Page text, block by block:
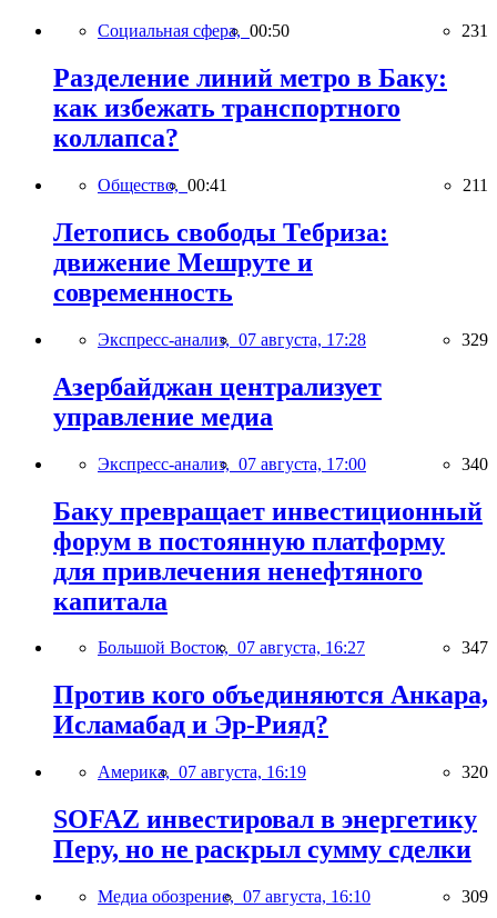
Социальная сфера, 00:50 231
Разделение линий метро в Баку:
как избежать транспортного
коллапса?
Общество, 00:41 211
Летопись свободы Тебриза:
движение Мешруте и
современность
Экспресс-анализ, 07 августа, 17:28 329
Азербайджан централизует
управление медиа
Экспресс-анализ, 07 августа, 17:00 340
Баку превращает инвестиционный
форум в постоянную платформу
для привлечения ненефтяного
капитала
Большой Восток, 07 августа, 16:27 347
Против кого объединяются Анкара,
Исламабад и Эр-Рияд?
Америка, 07 августа, 16:19 320
SOFAZ инвестировал в энергетику
Перу, но не раскрыл сумму сделки
Медиа обозрение, 07 августа, 16:10 309